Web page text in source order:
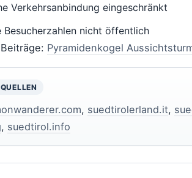
Verkehrsanbindung eingeschränkt
Besucherzahlen nicht öffentlich
Pyramidenkogel
, suedtirolerland.it,
, suedtirol.info